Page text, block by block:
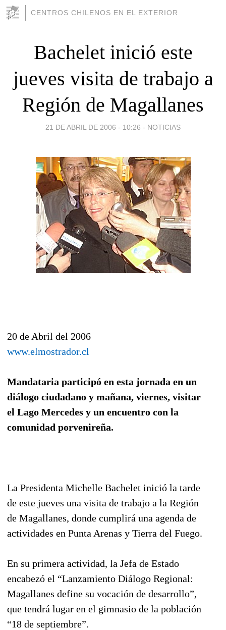
CENTROS CHILENOS EN EL EXTERIOR
Bachelet inició este
jueves visita de trabajo a
Región de Magallanes
21 DE ABRIL DE 2006 - 10:26 - NOTICIAS
20 de Abril del 2006
www.elmostrador.cl
Mandataria participó en esta jornada en un
diálogo ciudadano y mañana, viernes, visitar
el Lago Mercedes y un encuentro con la
comunidad porvenireña.
La Presidenta Michelle Bachelet inició la tarde
de este jueves una visita de trabajo a la Región
de Magallanes, donde cumplirá una agenda de
actividades en Punta Arenas y Tierra del Fuego.
En su primera actividad, la Jefa de Estado
encabezó el “Lanzamiento Diálogo Regional:
Magallanes define su vocación de desarrollo”,
que tendrá lugar en el gimnasio de la población
“18 de septiembre”.